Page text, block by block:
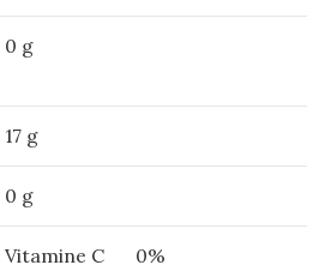
0 g
17 g
0 g
Vitamine C 0%